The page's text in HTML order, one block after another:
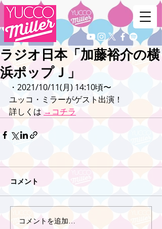
ラジオ日本「加藤裕介の横
浜ポップＪ」
・2021/10/11(月) 14:10頃〜
ユッコ・ミラーがゲスト出演！
詳しくは →コチラ
コメント
コメントを追加…